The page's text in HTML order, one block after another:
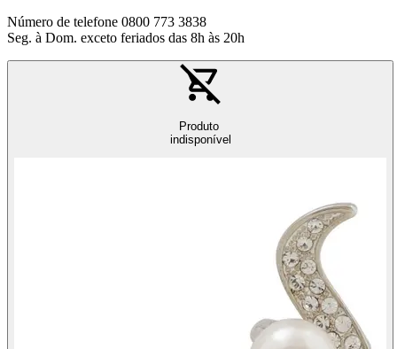
Número de telefone 0800 773 3838
Seg. à Dom. exceto feriados das 8h às 20h
Produto
indisponível